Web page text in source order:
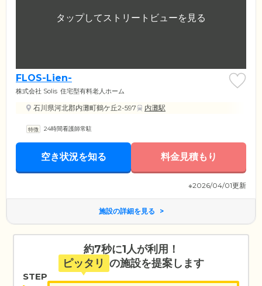
FLOS-Lien-
株式会社 Solis 住宅型有料老人ホーム
石川県河北郡内灘町鶴ケ丘2-597 内灘駅
24時間看護師常駐
空き状況を知る 料金見積もり
※2026/04/01更新
施設の詳細を見る
約7秒に1人が利用！
ピッタリ の施設を提案します
STEP